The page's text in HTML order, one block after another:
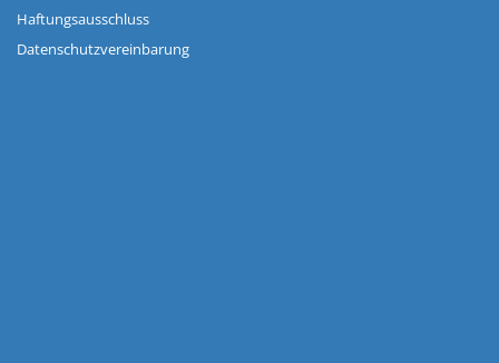
Haftungsausschluss
Datenschutzvereinbarung